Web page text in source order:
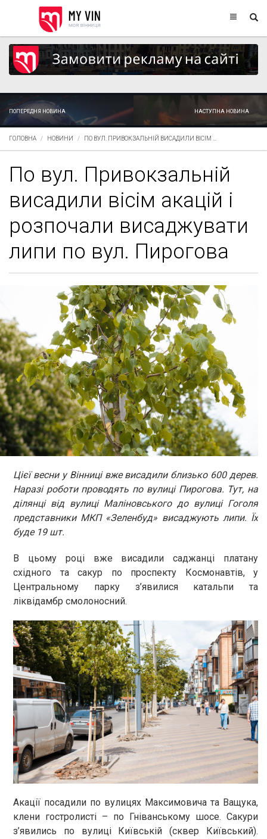
ПОПЕРЕДНЯ НОВИНА НАСТУПНА НОВИНА
ГОЛОВНА НОВИНИ ПО ВУЛ. ПРИВОКЗАЛЬНІЙ ВИСАДИЛИ ВІСІМ ...
По вул. Привокзальній
висадили вісім акацій і
розпочали висаджувати
липи по вул. Пирогова
Цієї весни у Вінниці вже висадили близько 600 дерев.
Наразі роботи проводять по вулиці Пирогова. Тут, на
ділянці від вулиці Маліновського до вулиці Гоголя
представники МКП «Зеленбуд» висаджують липи. Їх
буде 19 шт.
В цьому році вже висадили саджанці платану
східного та сакур по проспекту Космонавтів, у
Центральному парку з’явилися катальпи та
ліквідамбр смолоносний.
Акації посадили по вулицях Максимовича та Ващука,
клени гостролисті – по Гніванському шосе. Сакури
з’явились по вулиці Київській (сквер Київський).